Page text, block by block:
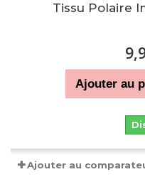
Tissu Polaire
Ajouter au
Ajouter au